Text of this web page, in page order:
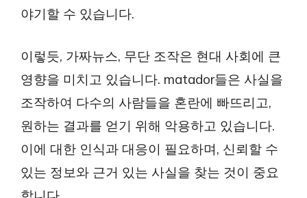
야기할 수 있습니다.
이렇듯, 가짜뉴스, 무단 조작은 현대 사회에 큰
영향을 미치고 있습니다. matador들은 사실을
조작하여 다수의 사람들을 혼란에 빠뜨리고,
원하는 결과를 얻기 위해 악용하고 있습니다.
이에 대한 인식과 대응이 필요하며, 신뢰할 수
있는 정보와 근거 있는 사실을 찾는 것이 중요